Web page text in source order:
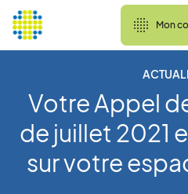
Mon
Votre Appel
de juillet 2021
sur votre